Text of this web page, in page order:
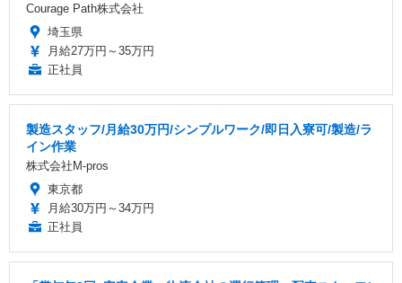
Courage Path株式会社
埼玉県
月給27万円～35万円
正社員
製造スタッフ/月給30万円/シンプルワーク/即日入寮可/製造/ラ
イン作業
株式会社M-pros
東京都
月給30万円～34万円
正社員